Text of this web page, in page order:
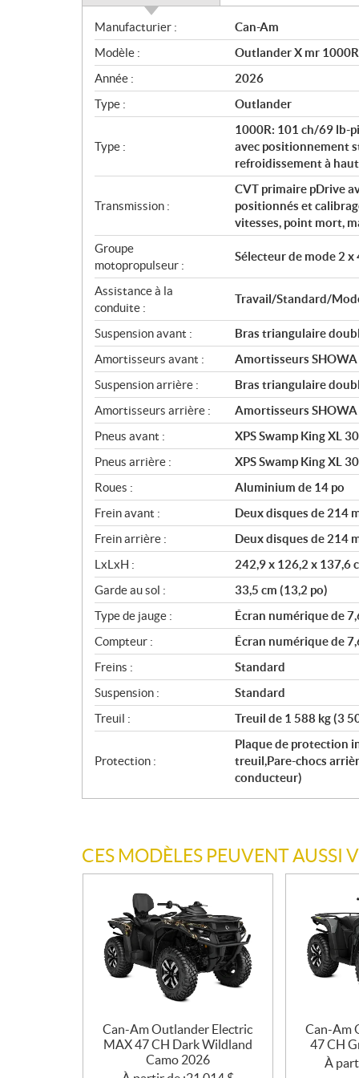
S
p
é
c
i
f
c
i
n
s
Manufacturier :
Can-Am
Modèle :
Outlander X mr
Année :
2026
Type :
Outlander
Type :
1000R: 101 ch/69 lb-
avec positionnement
refroidissement à
Transmission :
CVT primaire pDrive
positionnés et
vitesses, point mort,
Groupe
motopropulseur :
Sélecteur de mode 2
Assistance à la
conduite :
Travail/Standard/
Suspension avant :
Bras triangulaire
Amortisseurs avant :
Amortisseurs
Suspension arrière :
Bras triangulaire
Amortisseurs arrière :
Amortisseurs
Pneus avant :
XPS Swamp King XL
Pneus arrière :
XPS Swamp King XL
Roues :
Aluminium de 14 po
Frein avant :
Deux disques de 214
Frein arrière :
Deux disques de 214
LxLxH :
242,9 x 126,2 x 137,6
Garde au sol :
33,5 cm (13,2 po)
Type de jauge :
Écran numérique de
Compteur :
Écran numérique de
Freins :
Standard
Suspension :
Standard
Treuil :
Treuil de 1 588 kg (3
Protection :
Plaque de protection
treuil,Pare-chocs
conducteur)
CES MODÈLES PEUVENT AUSSI
Can-Am Outlander Electric
MAX 47 CH Dark Wildland
Camo 2026
Can-Am
47 CH
À